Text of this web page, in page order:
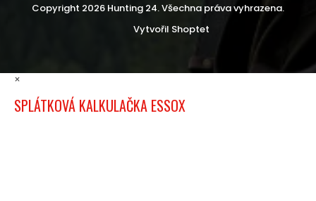
Vytvořil Shoptet
Copyright 2026 Hunting 24. Všechna práva vyhrazena.
×
SPLÁTKOVÁ KALKULAČKA ESSOX